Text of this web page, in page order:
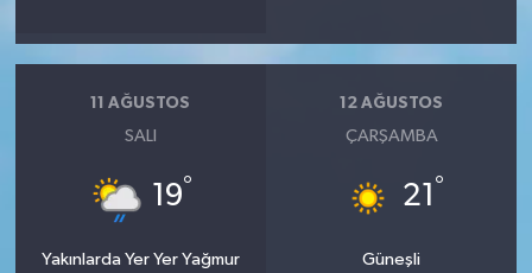
11 AĞUSTOS
SALI
19°
Yakınlarda Yer Yer Yağmur
12 AĞUSTOS
ÇARŞAMBA
21 °
Güneşli